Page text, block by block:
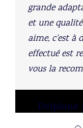
grande
et une
aime, c’est à
effectué est
vous la
Delphine